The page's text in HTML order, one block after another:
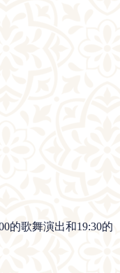
的歌舞演出和19:30的